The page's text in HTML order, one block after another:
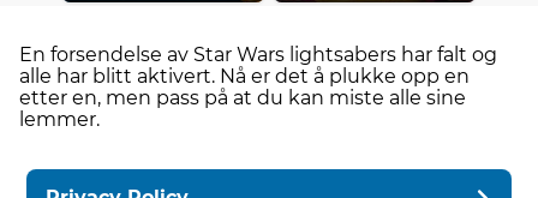
En forsendelse av Star Wars lightsabers har falt og
alle har blitt aktivert. Nå er det å plukke opp en
etter en, men pass på at du kan miste alle sine
lemmer.